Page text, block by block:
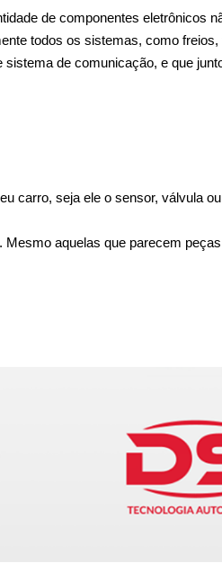
de componentes eletrônicos
todos os sistemas, como
de comunicação, e que
carro, seja ele o sensor, válvula
aquelas que parecem